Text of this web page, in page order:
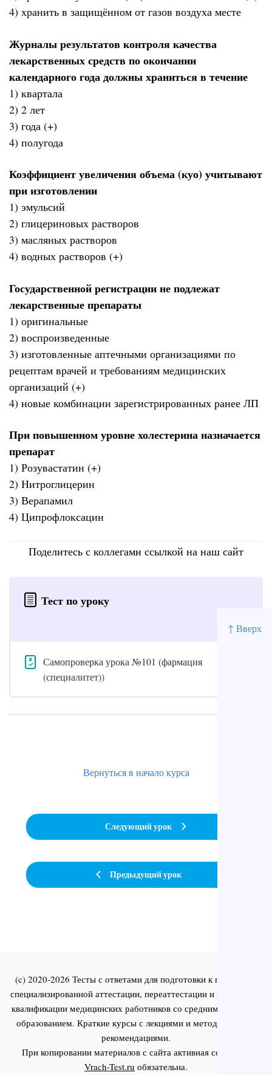
↑ Вверх
4) хранить в защищённом от газов воздуха месте
Журналы результатов контроля качества
лекарственных средств по окончании
календарного года должны храниться в течение
1) квартала
2) 2 лет
3) года (+)
4) полугода
Коэффициент увеличения объема (куо) учитывают
при изготовлении
1) эмульсий
2) глицериновых растворов
3) масляных растворов
4) водных растворов (+)
Государственной регистрации не подлежат
лекарственные препараты
1) оригинальные
2) воспроизведенные
3) изготовленные аптечными организациями по
рецептам врачей и требованиям медицинских
организаций (+)
4) новые комбинации зарегистрированных ранее ЛП
При повышенном уровне холестерина назначается
препарат
1) Розувастатин (+)
2) Нитроглицерин
3) Верапамил
4) Ципрофлоксацин
Поделитесь с коллегами ссылкой на наш сайт
Тест по уроку
Самопроверка урока №101 (фармация
(специалитет))
Предыдущий урок
Вернуться в начало курса
Следующий урок
(c) 2020-2026 Тесты с ответами для подготовки к первичной
специализированной аттестации, переаттестации и повышения
квалификации медицинских работников со средним и высшим
образованием. Краткие курсы с лекциями и методическими
рекомендациями.
При копировании материалов с сайта активная ссылка на
Vrach-Test.ru обязательна.